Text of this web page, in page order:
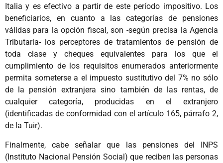
Italia y es efectivo a partir de este período impositivo. Los
beneficiarios, en cuanto a las categorías de pensiones
válidas para la opción fiscal, son -según precisa la Agencia
Tributaria- los perceptores de tratamientos de pensión de
toda clase y cheques equivalentes para los que el
cumplimiento de los requisitos enumerados anteriormente
permita someterse a el impuesto sustitutivo del 7% no sólo
de la pensión extranjera sino también de las rentas, de
cualquier categoría, producidas en el extranjero
(identificadas de conformidad con el artículo 165, párrafo 2,
de la Tuir).
Finalmente, cabe señalar que las pensiones del INPS
(Instituto Nacional Pensión Social) que reciben las personas